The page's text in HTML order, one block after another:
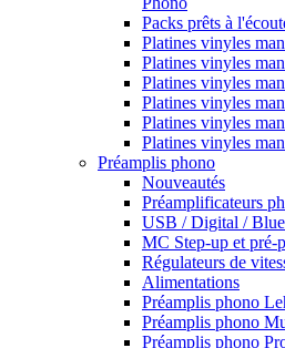
Packs prêts à
Platines vinyles
Platines vinyles
Platines vinyles
Platines vinyles
Platines vinyles
Platines vinyles
Préamplis phono
Nouveautés
Préamplificateurs
USB / Digital /
MC Step-up et pré-
Régulateurs de
Alimentations
Préamplis phono
Préamplis phono
Préamplis phono